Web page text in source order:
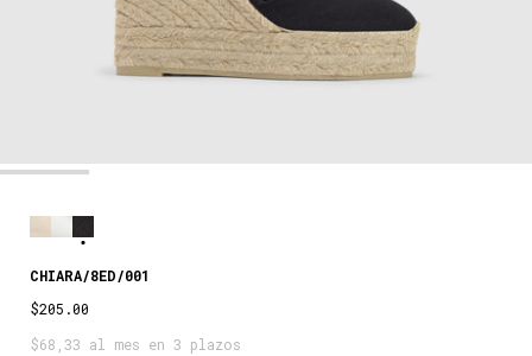
CHIARA/8ED/001
$205.00
$68,33 al mes en 3 plazos